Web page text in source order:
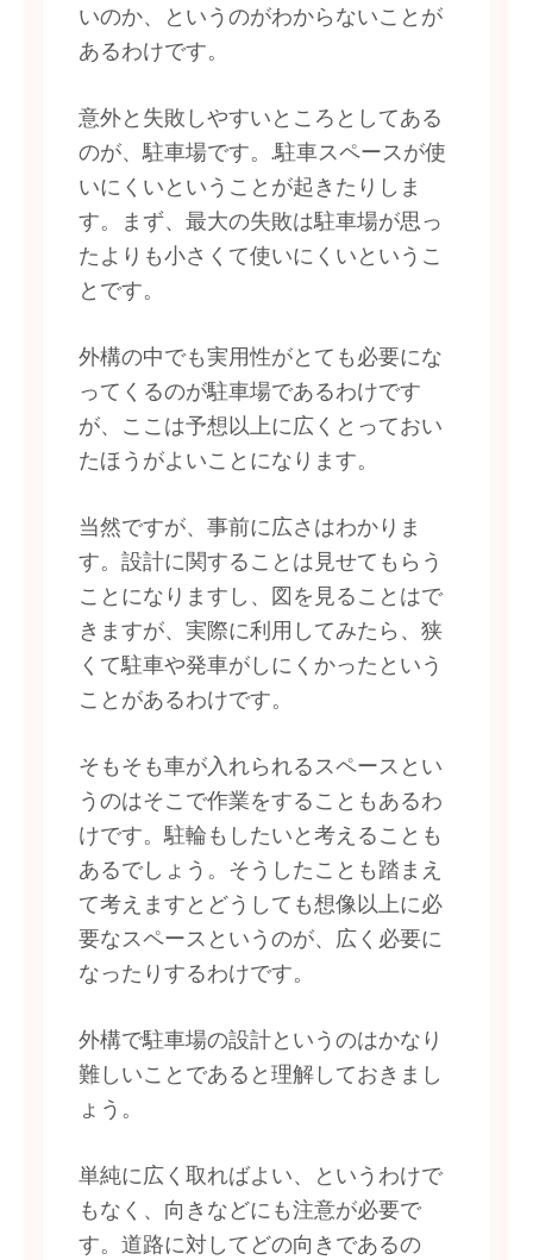
いのか、というのがわからないことが
あるわけです。
意外と失敗しやすいところとしてある
のが、駐車場です。.駐車スペースが使
いにくいということが起きたりしま
す。まず、最大の失敗は駐車場が思っ
たよりも小さくて使いにくいというこ
とです。
外構の中でも実用性がとても必要にな
ってくるのが駐車場であるわけです
が、ここは予想以上に広くとっておい
たほうがよいことになります。
当然ですが、事前に広さはわかりま
す。設計に関することは見せてもらう
ことになりますし、図を見ることはで
きますが、実際に利用してみたら、狭
くて駐車や発車がしにくかったという
ことがあるわけです。
そもそも車が入れられるスペースとい
うのはそこで作業をすることもあるわ
けです。駐輪もしたいと考えることも
あるでしょう。そうしたことも踏まえ
て考えますとどうしても想像以上に必
要なスペースというのが、広く必要に
なったりするわけです。
外構で駐車場の設計というのはかなり
難しいことであると理解しておきまし
ょう。
単純に広く取ればよい、というわけで
もなく、向きなどにも注意が必要で
す。道路に対してどの向きであるの